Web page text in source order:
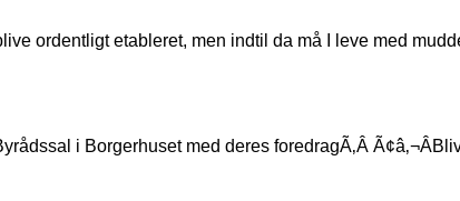
ordentligt etableret, men indtil da må I leve med
i Borgerhuset med deres foredragÃ‚Â